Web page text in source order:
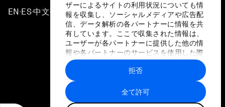
ザーによるサイトの利用状況についても情
報を収集し、ソーシャルメディアや広告配
信、データ解析の各パートナーに情報を共
有しています。ここで収集された情報は、
ユーザーが各パートナーに提供した他の情
報や各パートナーのサービスを使用した際
に収集された情報と組み合わされ、各パー
トナーによって使用されることがありま
す。
全て許可
拒否
EN ▪ ES▪中文▪ 日本語
プライバシーポリシーと利用規約
サイトマップ